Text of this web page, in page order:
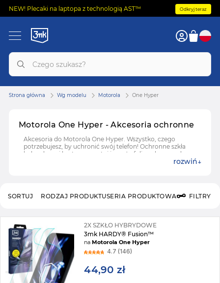
NEW! Plecaki na laptopa z technologią AST™ Odkryj teraz
Motorola One Hyper - Akcesoria ochronne
Akcesoria do Motorola One Hyper. Wszystko, czego
potrzebujesz, by uchronić swój telefon! Ochronne szkła
hybrydowe i hartowane, etui i case'y, folie ochronne do
rozwiń
Strona główna Wg modelu Motorola One Hyper
RODZAJ PRODUKTUSERIA PRODUKTOWA FILTRY
SORTUJ
2X SZKŁO HYBRYDOWE
3mk HARDY® Fusion™
naMotorola One Hyper
4.7 (146)
44,90 zł